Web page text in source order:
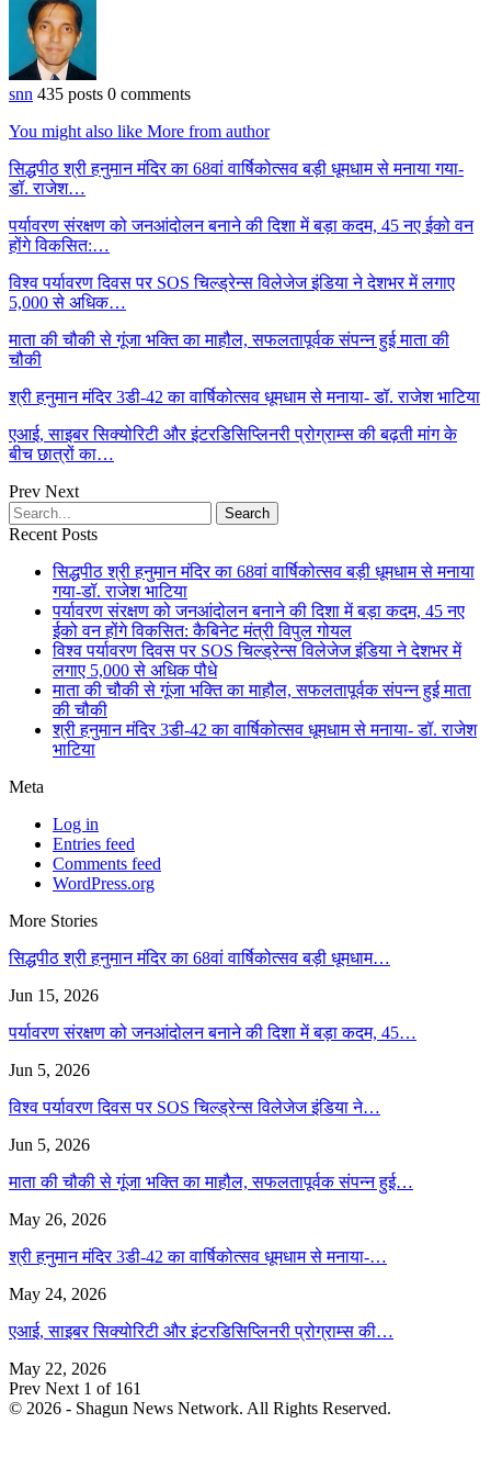
snn 435 posts 0 comments
You might also like More from author
सिद्धपीठ श्री हनुमान मंदिर का 68वां वार्षिकोत्सव बड़ी धूमधाम से मनाया गया-
डॉ. राजेश…
पर्यावरण संरक्षण को जनआंदोलन बनाने की दिशा में बड़ा कदम, 45 नए ईको वन
होंगे विकसित:…
विश्व पर्यावरण दिवस पर SOS चिल्ड्रेन्स विलेजेज इंडिया ने देशभर में लगाए
5,000 से अधिक…
माता की चौकी से गूंजा भक्ति का माहौल, सफलतापूर्वक संपन्न हुई माता की
चौकी
श्री हनुमान मंदिर 3डी-42 का वार्षिकोत्सव धूमधाम से मनाया- डॉ. राजेश भाटिया
एआई, साइबर सिक्योरिटी और इंटरडिसिप्लिनरी प्रोग्राम्स की बढ़ती मांग के
बीच छात्रों का…
Prev Next
Recent Posts
सिद्धपीठ श्री हनुमान मंदिर का 68वां वार्षिकोत्सव बड़ी धूमधाम से मनाया
गया-डॉ. राजेश भाटिया
पर्यावरण संरक्षण को जनआंदोलन बनाने की दिशा में बड़ा कदम, 45 नए
ईको वन होंगे विकसित: कैबिनेट मंत्री विपुल गोयल
विश्व पर्यावरण दिवस पर SOS चिल्ड्रेन्स विलेजेज इंडिया ने देशभर में
लगाए 5,000 से अधिक पौधे
माता की चौकी से गूंजा भक्ति का माहौल, सफलतापूर्वक संपन्न हुई माता
की चौकी
श्री हनुमान मंदिर 3डी-42 का वार्षिकोत्सव धूमधाम से मनाया- डॉ. राजेश
भाटिया
Meta
Log in
Entries feed
Comments feed
WordPress.org
More Stories
सिद्धपीठ श्री हनुमान मंदिर का 68वां वार्षिकोत्सव बड़ी धूमधाम…
Jun 15, 2026
पर्यावरण संरक्षण को जनआंदोलन बनाने की दिशा में बड़ा कदम, 45…
Jun 5, 2026
विश्व पर्यावरण दिवस पर SOS चिल्ड्रेन्स विलेजेज इंडिया ने…
Jun 5, 2026
माता की चौकी से गूंजा भक्ति का माहौल, सफलतापूर्वक संपन्न हुई…
May 26, 2026
श्री हनुमान मंदिर 3डी-42 का वार्षिकोत्सव धूमधाम से मनाया-…
May 24, 2026
एआई, साइबर सिक्योरिटी और इंटरडिसिप्लिनरी प्रोग्राम्स की…
May 22, 2026
Prev Next 1 of 161
© 2026 - Shagun News Network. All Rights Reserved.